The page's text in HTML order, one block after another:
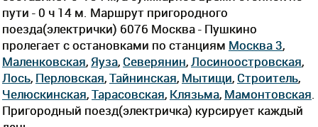
пути - 0 ч 14 м. Маршрут пригородного
поезда(электрички) 6076 Москва - Пушкино
пролегает c остановками по станциям Москва 3,
Маленковская, Яуза, Северянин, Лосиноостровская,
Лось, Перловская,Тайнинская, Мытищи, Строитель,
Челюскинская,Тарасовская, Клязьма, Мамонтовская
Пригородный поезд(электричка) курсирует каждый